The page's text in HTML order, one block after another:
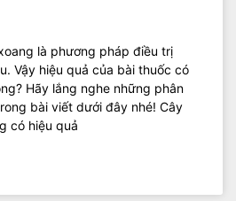
là phương pháp điều trị
Vậy hiệu quả của bài thuốc có
Hãy lắng nghe những phân
bài viết dưới đây nhé! Cây
có hiệu quả